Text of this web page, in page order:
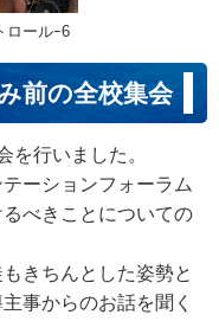
ロールｰ6
前の全校集会
を行いました。
ーションフォーラム
べきことについての
きちんとした姿勢と
事からのお話を聞く